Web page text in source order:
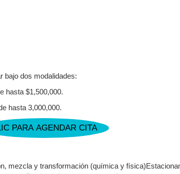
bajo dos modalidades:
hasta $1,500,000.
hasta 3,000,000.
PARA AGENDAR CITA
mezcla y transformación (química y